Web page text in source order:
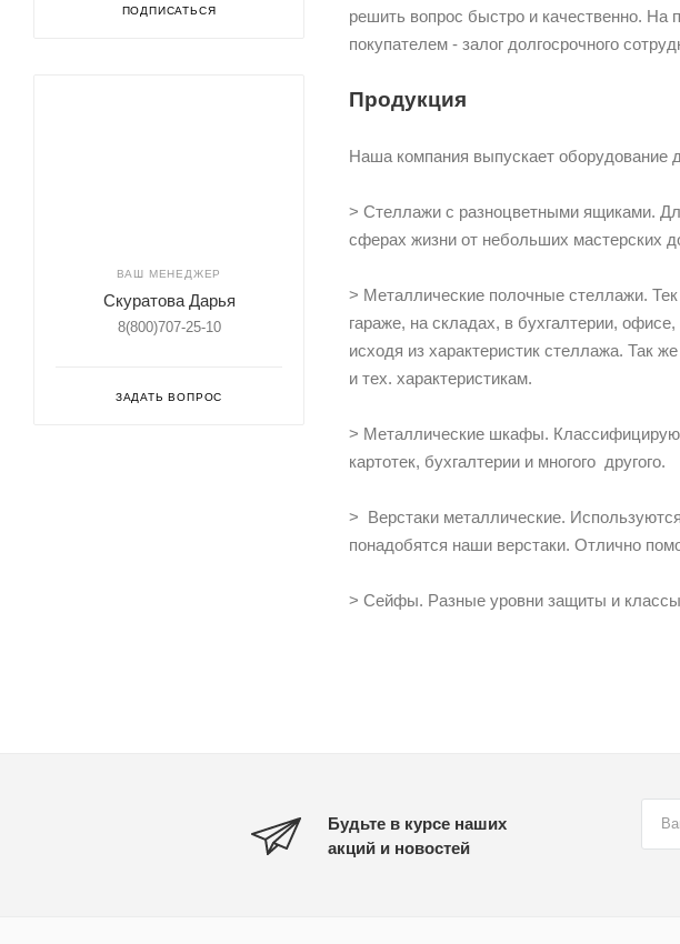
решить вопрос быстро и качественно.
покупателем - залог долгосрочного
Продукция
Наша компания выпускает оборудование
> Стеллажи с разноцветными ящиками.
сферах жизни от небольших мастерских
> Металлические полочные стеллажи.
гараже, на складах, в бухгалтерии,
исходя из характеристик стеллажа. Так
и тех. характеристикам.
> Металлические шкафы.
картотек, бухгалтерии и многого другого.
> Верстаки металлические.
понадобятся наши верстаки. Отлично
> Сейфы. Разные уровни защиты и классы
ПОДПИСАТЬСЯ
ВАШ МЕНЕДЖЕР
Скуратова Дарья
8(800)707-25-10
ЗАДАТЬ ВОПРОС
Будьте в курсе наших
акций и новостей